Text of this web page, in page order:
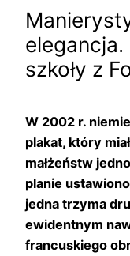
szkoły z
W 2002 r.
plakat, który
małżeństw
planie
jedna trzyma
ewidentnym
francuskiego